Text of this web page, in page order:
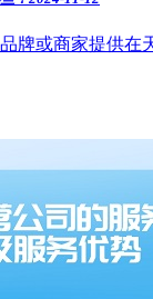
牌或商家提供